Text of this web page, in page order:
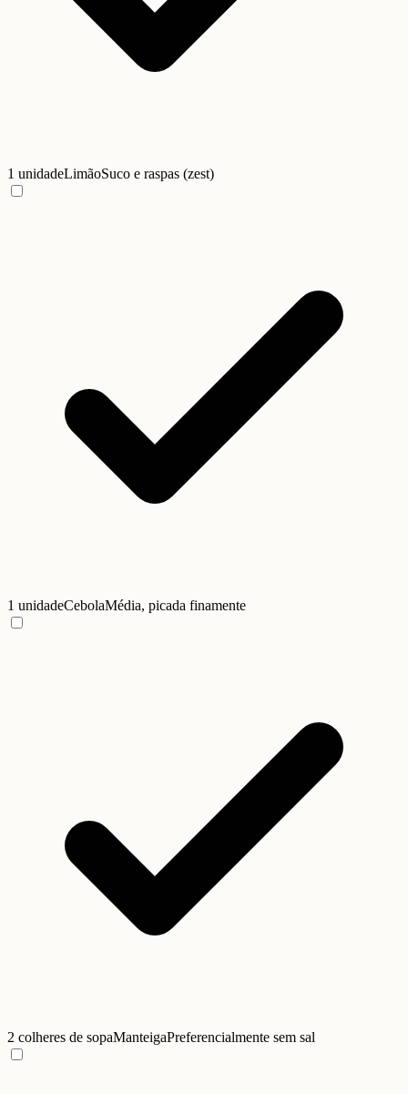
1 unidadeLimãoSuco e raspas (zest)
1 unidadeCebolaMédia, picada finamente
2 colheres de sopaManteigaPreferencialmente sem sal